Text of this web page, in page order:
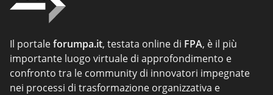
Il portaleforumpa.it, testata online di FPA, è il più
importante luogo virtuale di approfondimento e
confronto tra le community di innovatori impegnate
nei processi di trasformazione organizzativa e